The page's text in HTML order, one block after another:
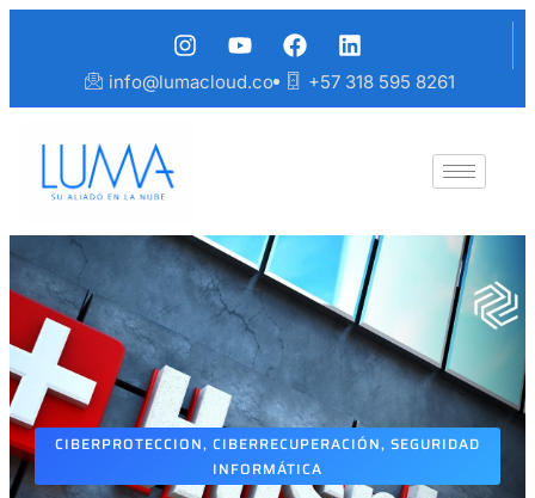
info@lumacloud.co +57 318 595 8261
CIBERPROTECCION, CIBERRECUPERACIÓN, SEGURIDAD
INFORMÁTICA